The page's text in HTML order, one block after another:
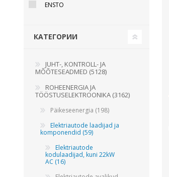
View All
KAABLID
Alumiiniumkaablid ja -juhtmed
ENSTO
КАТЕГОРИИ
JUHT-, KONTROLL- JA
MÕÕTESEADMED (5128)
ROHEENERGIA JA
TÖÖSTUSELEKTROONIKA (3162)
Päikeseenergia (198)
Elektriautode laadijad ja
komponendid (59)
Elektriautode
kodulaadijad, kuni 22kW
AC (16)